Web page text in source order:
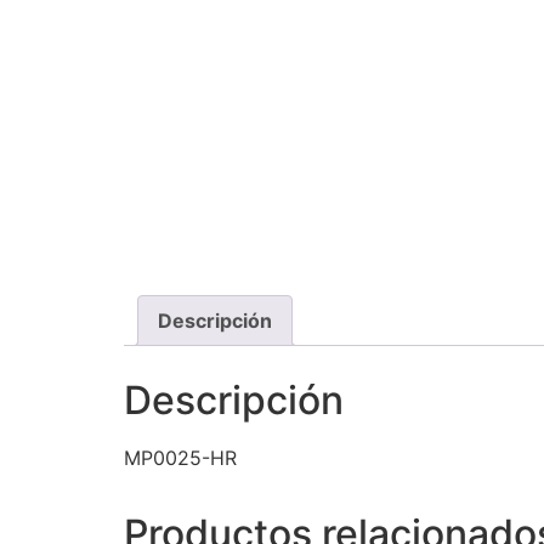
Descripción
Descripción
MP0025-HR
Productos